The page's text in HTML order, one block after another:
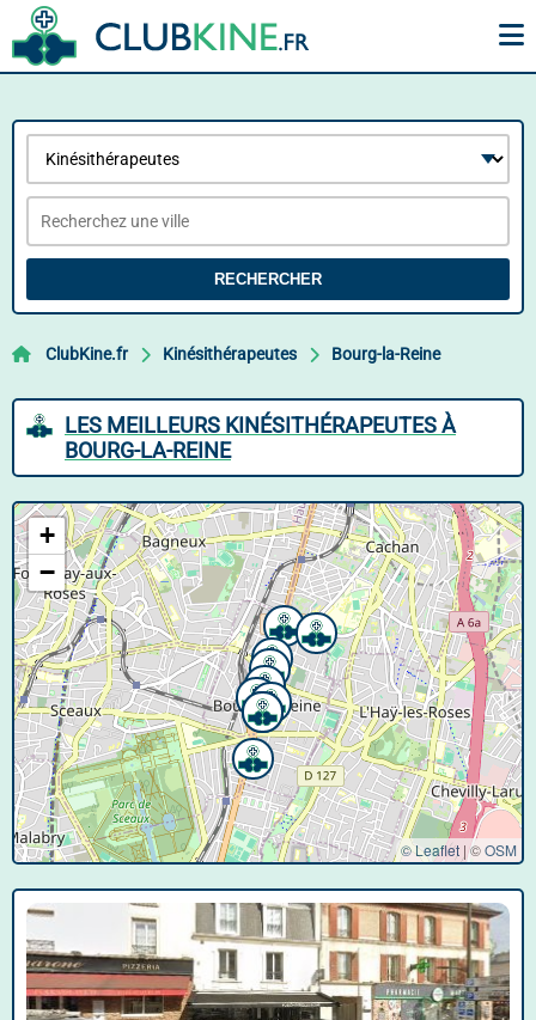
RECHERCHER
ClubKine.fr Kinésithérapeutes Bourg-la-Reine
LES MEILLEURS KINÉSITHÉRAPEUTES À
BOURG-LA-REINE
+
−
© Leaflet |©OSM